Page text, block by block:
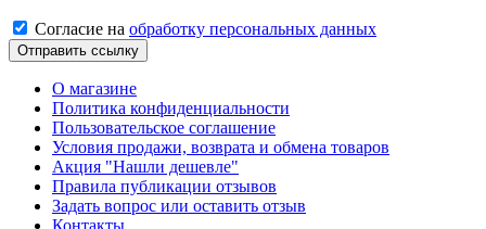
Cогласиe на обработку персональных данных
Отправить ссылку
О магазине
Политика конфиденциальности
Пользовательское соглашение
Условия продажи, возврата и обмена товаров
Акция "Нашли дешевле"
Правила публикации отзывов
Задать вопрос или оставить отзыв
Контакты